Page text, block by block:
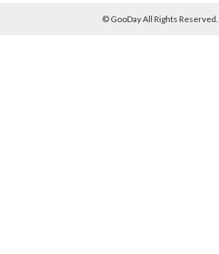
© GooDay All Rights Reserved.